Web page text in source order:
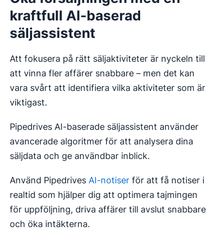
kraftfull AI-baserad
säljassistent
Att fokusera på rätt säljaktiviteter är nyckeln till
att vinna fler affärer snabbare – men det kan
vara svårt att identifiera vilka aktiviteter som är
viktigast.
Pipedrives AI-baserade säljassistent använder
avancerade algoritmer för att analysera dina
säljdata och ge användbar inblick.
Använd Pipedrives AI-notiser för att få notiser i
realtid som hjälper dig att optimera tajmingen
för uppföljning, driva affärer till avslut snabbare
och öka intäkterna.